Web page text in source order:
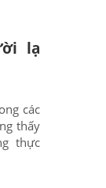
lạ
các
thấy
thực